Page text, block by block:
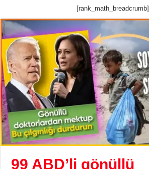
[rank_math_breadcrumb]
99 ABD’li gönüllü